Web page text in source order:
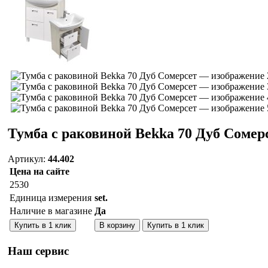
Тумба с раковиной Bekka 70 Дуб
Артикул: 44.402
Цена на сайте
2530
Единица измерения set.
Наличие в магазине Да
Купить в 1 клик Количество:
В корзину Купить в 1 клик
Наш сервис